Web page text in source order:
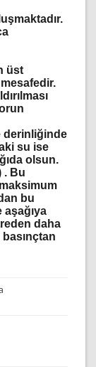
üst
derinliğinde
su ise
olsun.
. Bu
bu
aşağıya
daha
basınçtan